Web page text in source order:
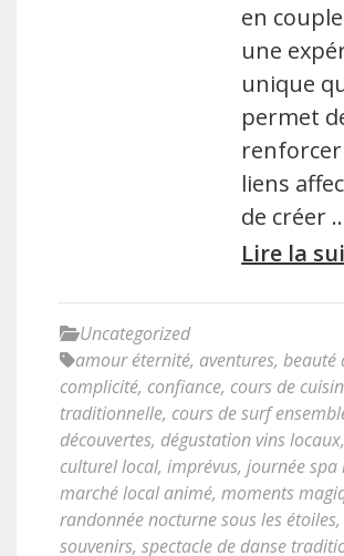
en
une
unique
permet
renforcer
liens
de créer
Lire la
Uncategorized
amour éternité, aventures, beauté
complicité, confiance, cours de
traditionnelle, cours de surf
découvertes, dégustation vins locaux,
culturel local, imprévus, journée spa
marché local animé, moments
randonnée nocturne sous les étoiles,
souvenirs, spectacle de danse